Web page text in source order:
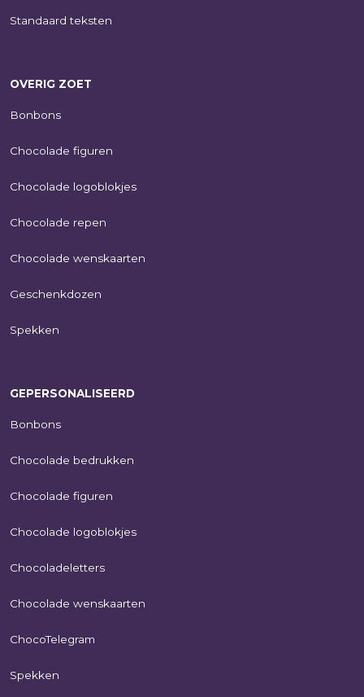
Standaard teksten
OVERIG ZOET
Bonbons
Chocolade figuren
Chocolade logoblokjes
Chocolade repen
Chocolade wenskaarten
Geschenkdozen
Spekken
GEPERSONALISEERD
Bonbons
Chocolade bedrukken
Chocolade figuren
Chocolade logoblokjes
Chocoladeletters
Chocolade wenskaarten
ChocoTelegram
Spekken